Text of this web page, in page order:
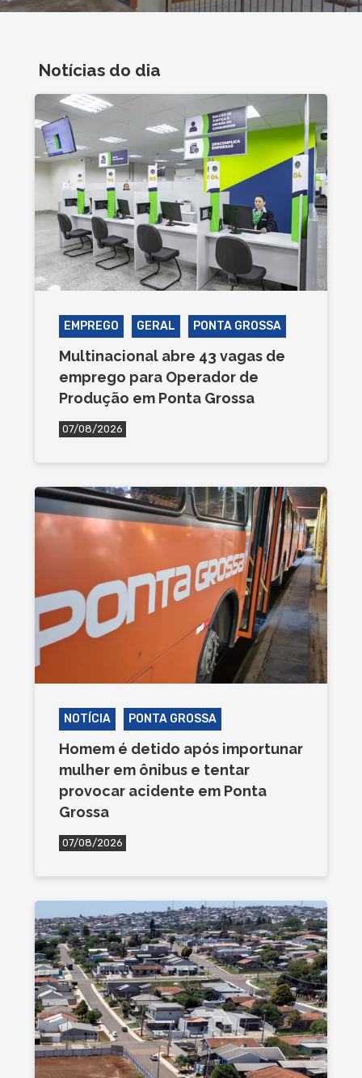
Notícias do dia
EMPREGO GERAL PONTA GROSSA
Multinacional abre 43 vagas de
emprego para Operador de
Produção em Ponta Grossa
07/08/2026
NOTÍCIA PONTA GROSSA
Homem é detido após importunar
mulher em ônibus e tentar
provocar acidente em Ponta
Grossa
07/08/2026